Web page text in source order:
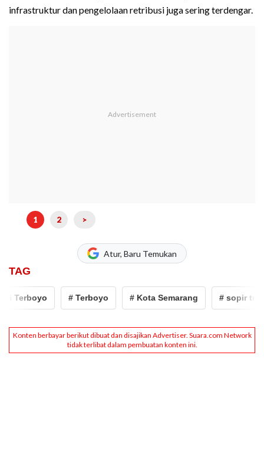
infrastruktur dan pengelolaan retribusi juga sering terdengar.
1 2 >
Atur, Baru Temukan
TAG
# Terboyo # Kota Semarang # sopir truk